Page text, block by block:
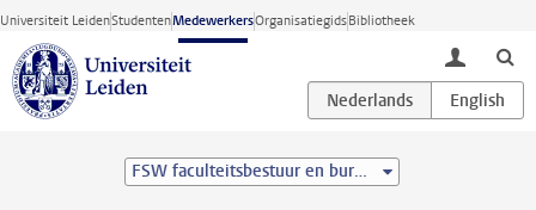
Ga direct naar de inhoud
Universiteit LeidenStudentenMedewerkersOrganisatiegidsBibliotheek
toggle
FSW faculteitsbestuur en bureau